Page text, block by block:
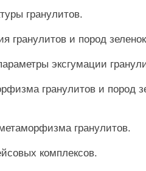
гранулитов.
гранулитов и пород
эксгумации
гранулитов и пород
гранулитов.
комплексов.